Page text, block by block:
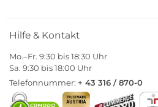
Hilfe & Kontakt
Mo.–Fr. 9:30 bis 18:30 Uhr
Sa. 9:30 bis 18:00 Uhr
Telefonnummer: + 43 316 / 870-0